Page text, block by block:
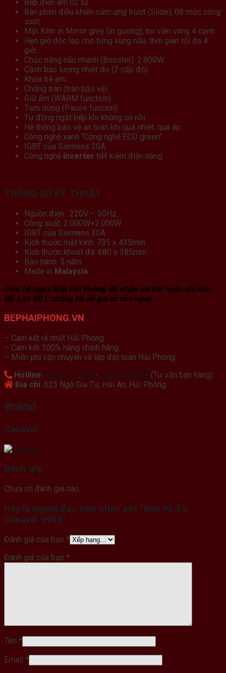
Bếp điện âm 02 từ
Bàn phím điều khiển cảm ứng trượt (Slide), 08 mức công
suất.
Mặt Kính in Mirror grey (in gương), bo viền vàng 4 cạnh.
Hẹn giờ độc lập cho từng vùng nấu, thời gian tối đa 4
giờ.
Chức năng nấu nhanh (Booster): 2.800W
Cảnh báo lượng nhiệt dư (2 cấp độ)
Khóa trẻ em.
Chống tràn (tràn bảo vệ).
Giữ ấm (WARM function).
Tạm dừng (Pause funcion).
Tự động ngắt bếp khi không có nồi.
Hệ thống bảo vệ an toàn khi quá nhiệt, quá áp.
Công nghệ xanh “Công nghệ ECO green”.
IGBT của Siemens 20A.
Công nghệ Inverter tiết kiệm điện năng
THÔNG SỐ KỸ THUẬT
Nguồn điện : 220V – 50Hz
Công suất: 2.000W+2.000W
IGBT của Siemens 20A.
Kích thước mặt kính: 735 x 435mm
Kích thước khoét đá: 680 x 385mm
Bảo hành: 5 năm
Made in Malaysia
Liên hệ ngay Bếp Hải Phòng để nhận ưu đãi hoặc chỉ cần
ĐỂ LẠI SĐT, chúng tôi sẽ gọi tư vấn ngay
BEPHAIPHONG.VN
– Cam kết rẻ nhất Hải Phòng.
– Cam kết 100% hàng chính hãng.
– Miễn phí vận chuyển và lắp đặt toàn Hải Phòng.
Hotline: 0868.717.389 - 0987.148.788 (Tư vấn bán hàng)
Địa chỉ: 625 Ngô Gia Tự, Hải An, Hải Phòng
Brand
Canaval
Đánh giá
Chưa có đánh giá nào.
Hãy là người đầu tiên nhận xét “Bếp từ đôi
Canaval 9989”
Đánh giá của bạn *
Đánh giá của bạn *
Tên *
Email *